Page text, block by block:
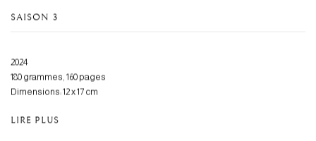
SAISON 3
2024
180 grammes, 160 pages
Dimensions: 12 x 17 cm
LIRE PLUS